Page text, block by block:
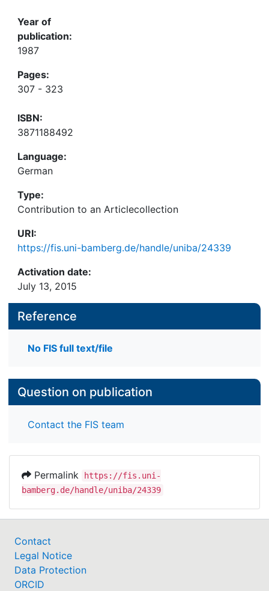
Year of
publication:
1987
Pages:
307 - 323
ISBN:
3871188492
Language:
German
Type:
Contribution to an Articlecollection
URI:
https://fis.uni-bamberg.de/handle/uniba/24339
Activation date:
July 13, 2015
Reference
No FIS full text/file
Question on publication
Contact the FIS team
Permalink
https://fis.uni-
bamberg.de/handle/uniba/24339
Contact
Legal Notice
Data Protection
ORCID